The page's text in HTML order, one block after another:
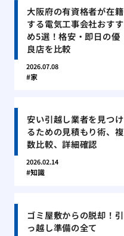
大阪府の有資格者が在籍
する電気工事会社おすす
め5選！格安・即日の優
良店を比較
2026.07.08
家
安い引越し業者を見つけ
るための見積もり術、複
数比較、詳細確認
2026.02.14
知識
ゴミ屋敷からの脱却！引
っ越し準備の全て